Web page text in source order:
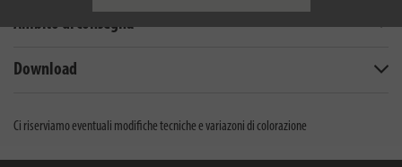
Ambito di consegna
Download
Ci riserviamo eventuali modifiche tecniche e variazoni di colorazione